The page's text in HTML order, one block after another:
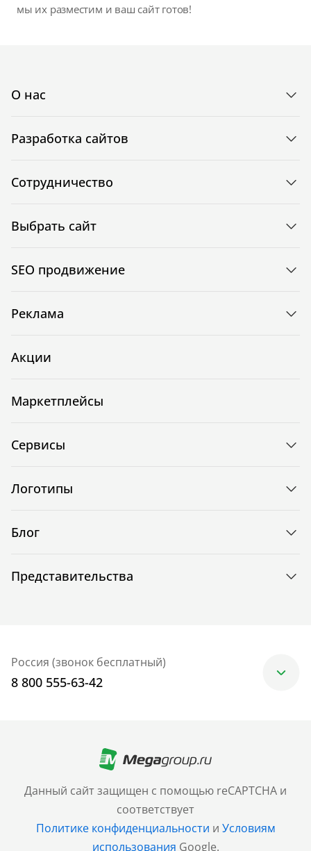
мы их разместим и ваш сайт готов!
Данный сайт защищен с помощью reCAPTCHA и
соответствует
Политике конфиденциальности и Условиям
использования Google.
О нас
Разработка сайтов
Сотрудничество
Выбрать сайт
SEO продвижение
Реклама
Акции
Маркетплейсы
Сервисы
Логотипы
Блог
Представительства
Россия (звонок бесплатный)
8 800 555-63-42
+7 (499) 705-30-10
Санкт-Петербург
+7 (812) 600-77-33
Барнаул